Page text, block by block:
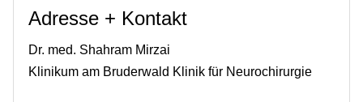
Adresse + Kontakt
Dr. med. Shahram Mirzai
Klinikum am Bruderwald Klinik für Neurochirurgie